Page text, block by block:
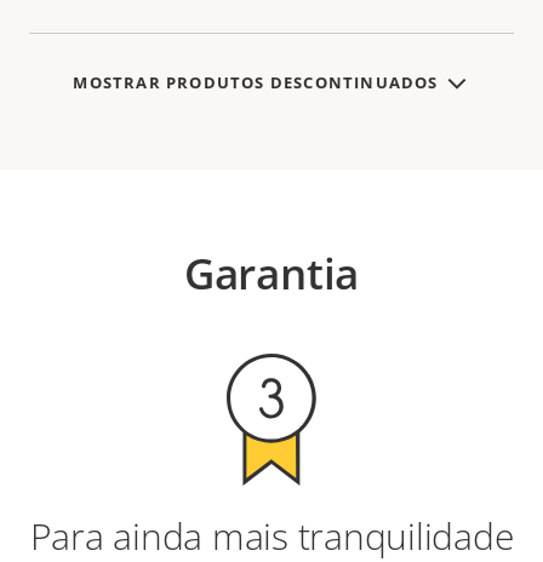
MOSTRAR PRODUTOS DESCONTINUADOS
Garantia
Para ainda mais tranquilidade